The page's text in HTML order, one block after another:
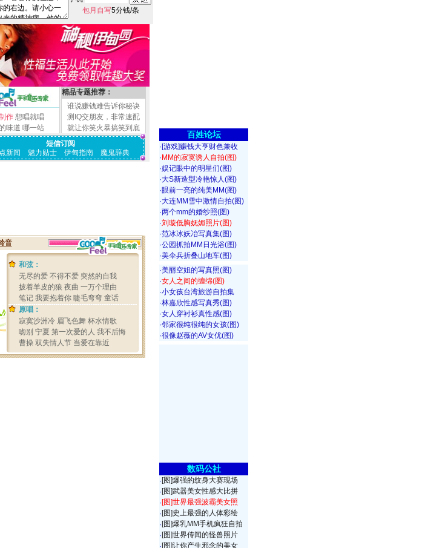
包月自写5分钱/条
作 想唱就唱
味道 哪一站
精品专题推荐：
谁说赚钱难告诉你秘诀
测IQ交朋友，非常速配
就让你笑火暴搞笑到底
短信订阅
新闻
魅力贴士 伊甸指南 魔鬼辞典
百姓论坛
· [游戏]赚钱大亨财色兼收
· MM的寂寞诱人自拍(图)
·娱记眼中的明星们(图)
·大S新造型冷艳惊人(图)
·眼前一亮的纯美MM(图)
·大连MM雪中激情自拍(图)
·两个mm的婚纱照(图)
·刘璇低胸妩媚照片(图)
·范冰冰妖冶写真集(图)
·公园抓拍MM日光浴(图)
·美伞兵折叠山地车(图)
·美丽空姐的写真照(图)
·女人之间的缠绵(图)
·小女孩台湾旅游自拍集
·林嘉欣性感写真秀(图)
·女人穿衬衫真性感(图)
·邻家很纯很纯的女孩(图)
·很像赵薇的AV女优(图)
数码公社
· [图]爆强的纹身大赛现场
· [图]武器美女性感大比拼
·[图]世界最强波霸美女照
· [图]史上最强的人体彩绘
· [图]爆乳MM手机疯狂自拍
· [图]世界传闻的怪兽照片
· [图]让你产生邪念的美女